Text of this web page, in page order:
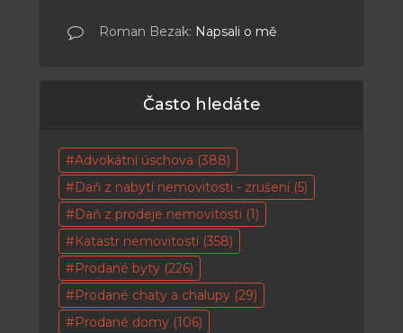
Roman Bezak: Napsali o mě
Často hledáte
Advokátní úschova (388)
Daň z nabytí nemovitosti - zrušení(5)
Daň z prodeje nemovitosti (1)
Katastr nemovitostí(358)
Prodané byty (226)
Prodané chaty a chalupy (29)
Prodané domy (106)